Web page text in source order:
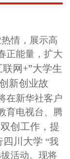
情，展示高
正能量，扩大
联网+”大学生
新创业故
在新华社客户
育电视台、腾
创工作，提
四川大学 “我
活动。现将